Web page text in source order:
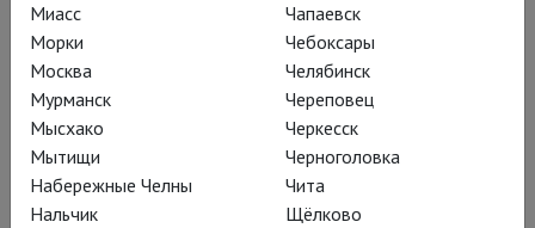
прослушку не спрячешь,
когда из всей одежды
лишь нательный крест.
И в «Лабардан-се» вся элита
Миасс
Морки
Москва
Мурманск
Мысхако
Мытищи
Набережные Челны
Нальчик
Чапаевск
Чебоксары
Челябинск
Череповец
Черкесск
Черноголовка
Чита
Щёлково